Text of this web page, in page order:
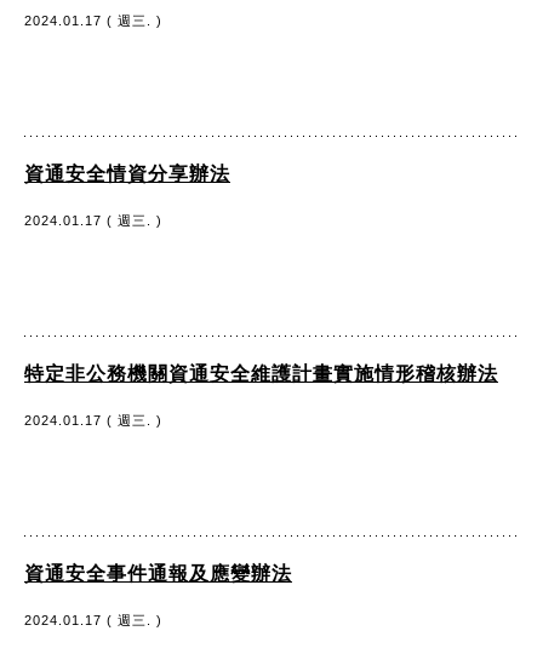
2024.01.17 ( 週三. )
資通安全情資分享辦法
2024.01.17 ( 週三. )
特定非公務機關資通安全維護計畫實施情形稽核辦法
2024.01.17 ( 週三. )
資通安全事件通報及應變辦法
2024.01.17 ( 週三. )